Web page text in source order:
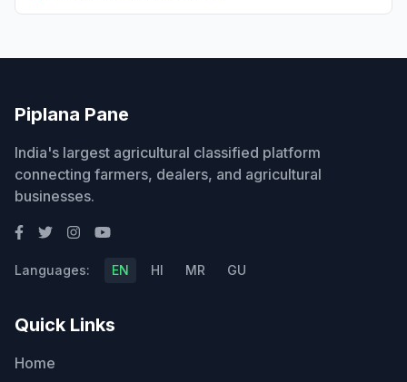
Piplana Pane
India's largest agricultural classified platform
connecting farmers, dealers, and agricultural
businesses.
Languages: EN HI MR GU
Quick Links
Home